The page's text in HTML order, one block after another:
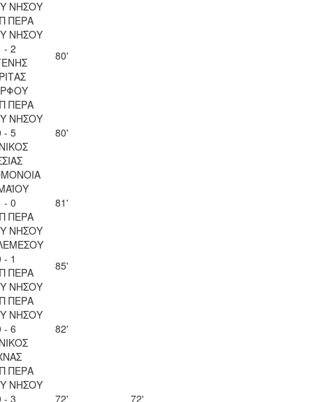
ΝΗΣΟΥ
ΠΕΡΑ
ΝΗΣΟΥ
- 2
80'
ΠΕΡΑ
ΝΗΣΟΥ
- 5
80'
- 0
ΠΕΡΑ
ΝΗΣΟΥ
81'
- 1
ΠΕΡΑ
ΝΗΣΟΥ
85'
ΠΕΡΑ
ΝΗΣΟΥ
- 6
82'
ΠΕΡΑ
ΝΗΣΟΥ
- 3
72' 72'